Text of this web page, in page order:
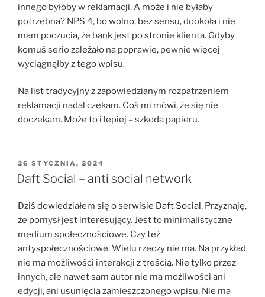
innego byłoby w reklamacji. A może i nie byłaby
potrzebna? NPS 4, bo wolno, bez sensu, dookoła i nie
mam poczucia, że bank jest po stronie klienta. Gdyby
komuś serio zależało na poprawie, pewnie więcej
wyciągnąłby z tego wpisu.
Na list tradycyjny z zapowiedzianym rozpatrzeniem
reklamacji nadal czekam. Coś mi mówi, że się nie
doczekam. Może to i lepiej – szkoda papieru.
OPUBLIKOWANE
W
26 STYCZNIA, 2024
Daft Social – anti social network
Dziś dowiedziałem się o serwisie Daft Social. Przyznaję,
że pomysł jest interesujący. Jest to minimalistyczne
medium społecznościowe. Czy też
antyspołecznościowe. Wielu rzeczy nie ma. Na przykład
nie ma możliwości interakcji z treścią. Nie tylko przez
innych, ale nawet sam autor nie ma możliwości ani
edycji, ani usunięcia zamieszczonego wpisu. Nie ma